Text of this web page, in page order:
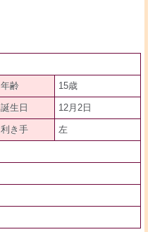
年齢 15歳
誕生日 12月2日
利き手 左